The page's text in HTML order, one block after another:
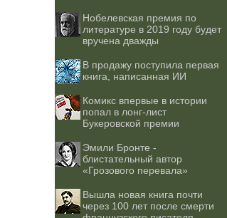
Нобелевская премия по
литературе в 2019 году будет
вручена дважды
В продажу поступила первая
книга, написанная ИИ
Комикс впервые в истории
попал в лонг-лист
Букеровской премии
Эмили Бронте -
блистательный автор
«Грозового перевала»
Вышла новая книга почти
через 100 лет после смерти